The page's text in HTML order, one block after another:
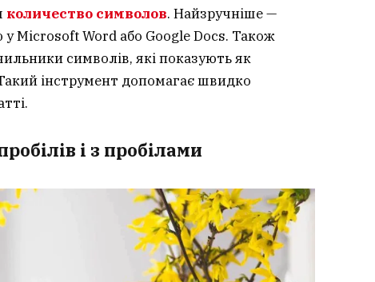
количество символов. Найзручніше —
Microsoft Word або Google Docs. Також
символів, які показують як
Такий інструмент допомагає швидко
і з пробілами